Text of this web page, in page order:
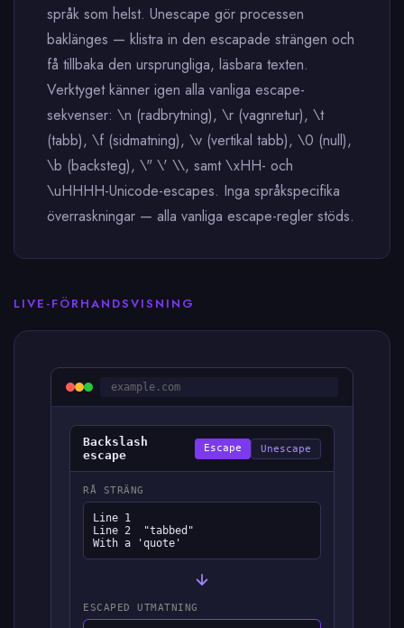
språk som helst. Unescape gör processen
baklänges — klistra in den escapade strängen och
få tillbaka den ursprungliga, läsbara texten.
Verktyget känner igen alla vanliga escape-
sekvenser: \n (radbrytning), \r (vagnretur), \t
(tabb), \f (sidmatning), \v (vertikal tabb), \0 (null),
\b (backsteg), \" \' \\, samt \xHH- och
\uHHHH-Unicode-escapes. Inga språkspecifika
överraskningar — alla vanliga escape-regler stöds.
LIVE-FÖRHANDSVISNING
example.com
Backslash
escape
Escape Unescape
RÅ STRÄNG
Line 1
Line 2	"tabbed"
With a 'quote'
ESCAPED UTMATNING